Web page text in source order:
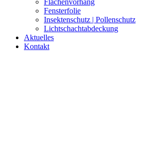
Flächenvorhang
Fensterfolie
Insektenschutz | Pollenschutz
Lichtschachtabdeckung
Aktuelles
Kontakt